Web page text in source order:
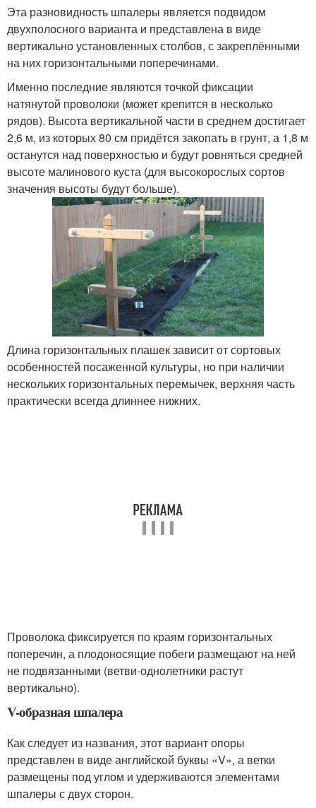
Эта разновидность шпалеры является подвидом
двухполосного варианта и представлена в виде
вертикально установленных столбов, с закреплёнными
на них горизонтальными поперечинами.
Именно последние являются точкой фиксации
натянутой проволоки (может крепится в несколько
рядов). Высота вертикальной части в среднем достигает
2,6 м, из которых 80 см придётся закопать в грунт, а 1,8 м
останутся над поверхностью и будут ровняться средней
высоте малинового куста (для высокорослых сортов
значения высоты будут больше).
Длина горизонтальных плашек зависит от сортовых
особенностей посаженной культуры, но при наличии
нескольких горизонтальных перемычек, верхняя часть
практически всегда длиннее нижних.
Проволока фиксируется по краям горизонтальных
поперечин, а плодоносящие побеги размещают на ней
не подвязанными (ветви-однолетники растут
вертикально).
V-образная шпалера
Как следует из названия, этот вариант опоры
представлен в виде английской буквы «V», а ветки
размещены под углом и удерживаются элементами
шпалеры с двух сторон.